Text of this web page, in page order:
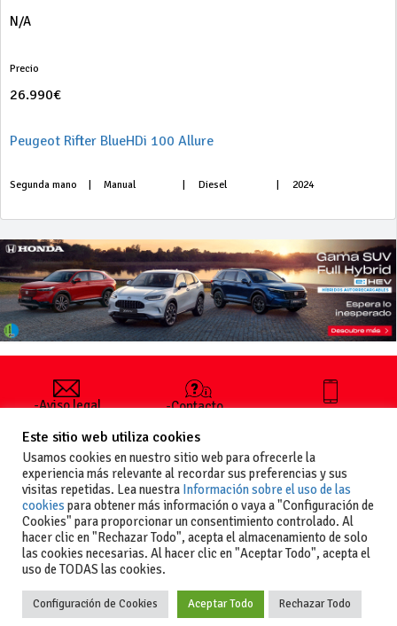
N/A
Precio
26.990€
Peugeot Rifter BlueHDi 100 Allure
Segunda mano Manual Diesel 2024
-Aviso legal
generales
de uso
-Política de
privacidad
-Política de
cookies
-Contacto
publicar un
anuncio
-Vende+
+34 627 35
Copyright La guia del motor
Este sitio web utiliza cookies
Usamos cookies en nuestro sitio web para ofrecerle la
experiencia más relevante al recordar sus preferencias y sus
visitas repetidas. Lea nuestra Información sobre el uso de las
cookies para obtener más información o vaya a "Configuración de
Cookies" para proporcionar un consentimiento controlado. Al
hacer clic en "Rechazar Todo", acepta el almacenamiento de solo
las cookies necesarias. Al hacer clic en "Aceptar Todo", acepta el
uso de TODAS las cookies.
Configuración de Cookies Aceptar Todo Rechazar Todo